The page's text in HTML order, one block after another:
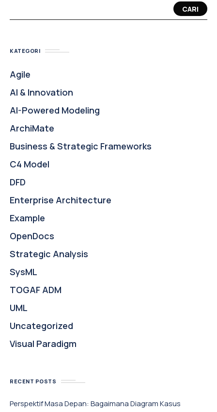
CARI
KATEGORI
Agile
AI & Innovation
AI-Powered Modeling
ArchiMate
Business & Strategic Frameworks
C4 Model
DFD
Enterprise Architecture
Example
OpenDocs
Strategic Analysis
SysML
TOGAF ADM
UML
Uncategorized
Visual Paradigm
RECENT POSTS
Perspektif Masa Depan: Bagaimana Diagram Kasus